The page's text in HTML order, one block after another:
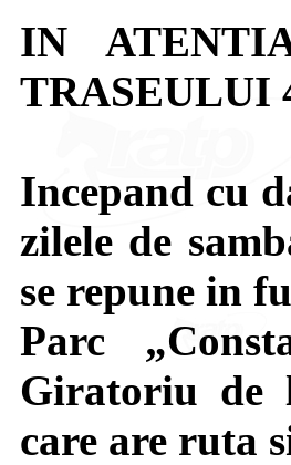
IN
TRASEULUI
Incepand cu
zilele de
se repune in
Parc
Giratoriu de
care are ruta